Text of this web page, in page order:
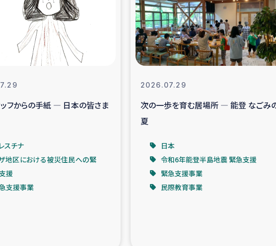
仮設住宅生活支援・農業復興支援
インターン・ボランティア日誌
ガザ空
ガザ地区における羊の畜産支援 ガザ地
ふりかけ普及と食生活改善による栄養改善事業
フからの手紙 ― 日本の皆さま
スチナ
地区における被災住民への緊
援
支援事業
2026.07.29
次の一歩を育む居場所 ― 能登 なごみ
夏
日本
令和6年能登半島地震 緊急支援
緊急支援事業
民際教育事業